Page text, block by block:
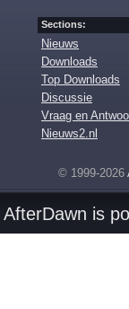
Sections:
Nieuws
Downloads
Top Downloads
Discussie
Vraag en
Nieuws2.nl
© 1999-2026
AfterDawn is